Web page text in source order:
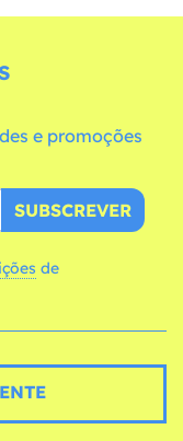
e promoções
SUBSCREVER